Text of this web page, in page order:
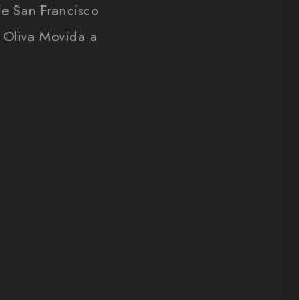
San Francisco
Movida a